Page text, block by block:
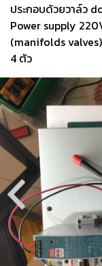
ประกอบด้วยวาล์ว
Power supply
(manifolds
4 ตัว